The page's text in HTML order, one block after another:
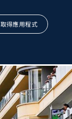
取得應用程式